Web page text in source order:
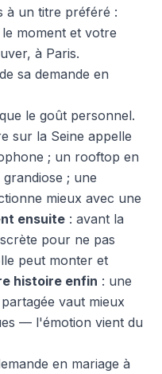
à un titre préféré :
moment et votre
à Paris.
sa demande en
le goût personnel.
sur la Seine appelle
; un rooftop en
; une
mieux avec une
ensuite : avant la
pour ne pas
peut monter et
histoire enfin : une
vaut mieux
— l'émotion vient du
en mariage à